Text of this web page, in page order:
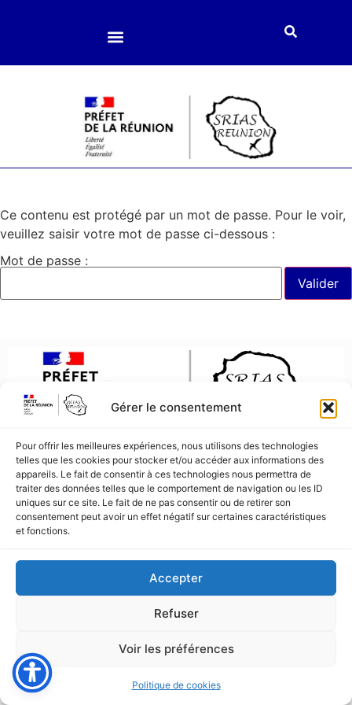
Gérer le consentement
Pour offrir les meilleures expériences, nous utilisons des technologies
telles que les cookies pour stocker et/ou accéder aux informations des
appareils. Le fait de consentir à ces technologies nous permettra de
traiter des données telles que le comportement de navigation ou les ID
uniques sur ce site. Le fait de ne pas consentir ou de retirer son
consentement peut avoir un effet négatif sur certaines caractéristiques
et fonctions.
Accepter
Refuser
Voir les préférences
Politique de cookies
Ce contenu est protégé par un mot de passe. Pour le voir,
veuillez saisir votre mot de passe ci-dessous :
Mot de passe :
© 2026 SRIAS Réunion. Tous droits réservés.